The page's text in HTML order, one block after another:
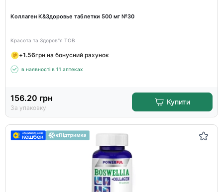
Коллаген К&Здоровье таблетки 500 мг №30
Красота та Здоров"я ТОВ
+1.56грн на бонусний рахунок
в наявності в 11 аптеках
156.20 грн
За упаковку
Купити